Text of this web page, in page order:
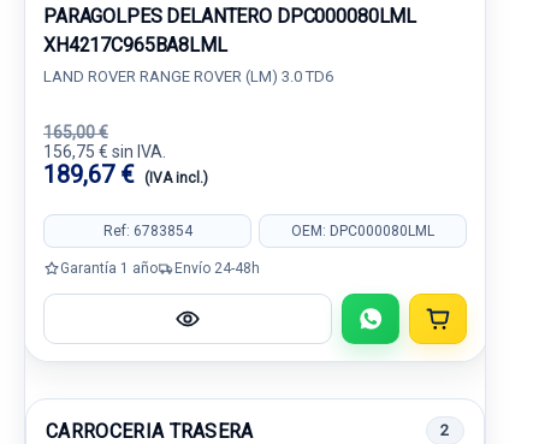
PARAGOLPES DELANTERO DPC000080LML
XH4217C965BA8LML
LAND ROVER RANGE ROVER (LM) 3.0 TD6
165,00 €
156,75 € sin IVA.
189,67 € (IVA incl.)
Ref: 6783854 OEM: DPC000080LML
Garantía 1 año Envío 24-48h
CARROCERIA TRASERA 2